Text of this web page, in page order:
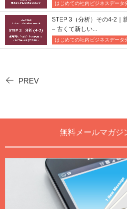
はじめての社内ビジネスデータ
STEP 3（分析）その4-2｜
– 古くて新しい...
はじめての社内ビジネスデータ
PREV
無料メールマガジ